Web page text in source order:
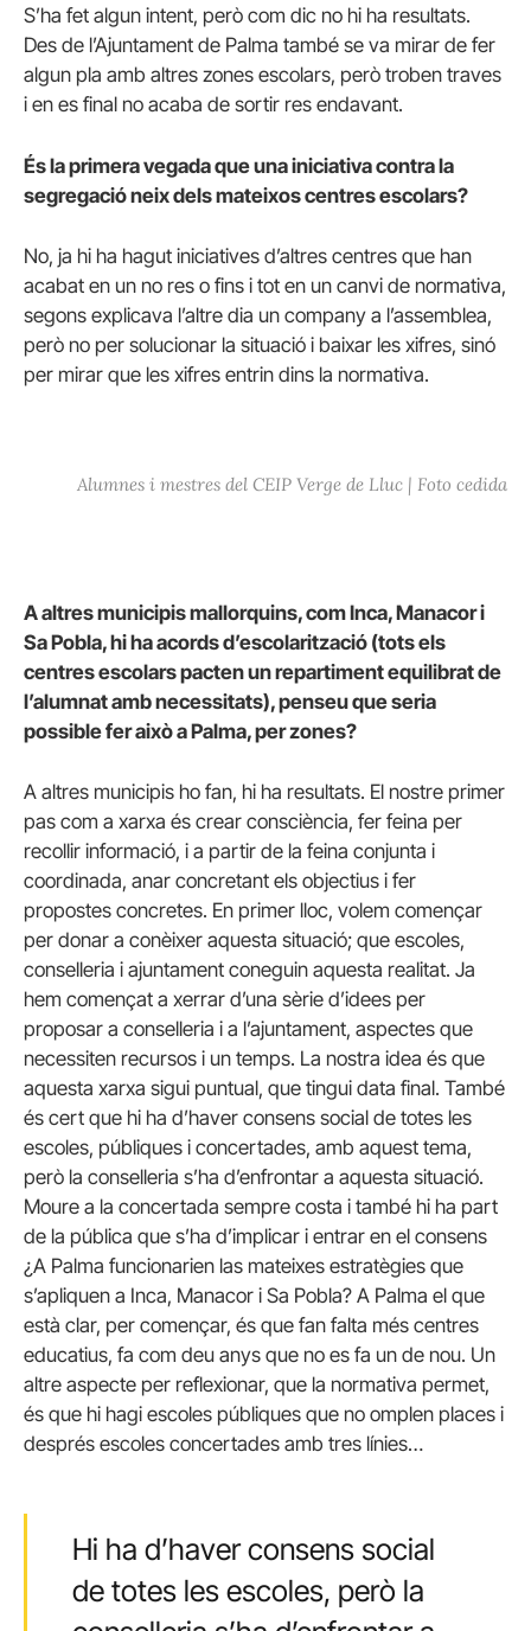
S’ha fet algun intent, però com dic no hi ha resultats.
Des de l’Ajuntament de Palma també se va mirar de fer
algun pla amb altres zones escolars, però troben traves
i en es final no acaba de sortir res endavant.
És la primera vegada que una iniciativa contra la
segregació neix dels mateixos centres escolars?
No, ja hi ha hagut iniciatives d’altres centres que han
acabat en un no res o fins i tot en un canvi de normativa,
segons explicava l’altre dia un company a l’assemblea,
però no per solucionar la situació i baixar les xifres, sinó
per mirar que les xifres entrin dins la normativa.
Alumnes i mestres del CEIP Verge de Lluc | Foto cedida
A altres municipis mallorquins, com Inca, Manacor i
Sa Pobla, hi ha acords d’escolarització (tots els
centres escolars pacten un repartiment equilibrat de
l’alumnat amb necessitats), penseu que seria
possible fer això a Palma, per zones?
A altres municipis ho fan, hi ha resultats. El nostre primer
pas com a xarxa és crear consciència, fer feina per
recollir informació, i a partir de la feina conjunta i
coordinada, anar concretant els objectius i fer
propostes concretes. En primer lloc, volem començar
per donar a conèixer aquesta situació; que escoles,
conselleria i ajuntament coneguin aquesta realitat. Ja
hem començat a xerrar d’una sèrie d’idees per
proposar a conselleria i a l’ajuntament, aspectes que
necessiten recursos i un temps. La nostra idea és que
aquesta xarxa sigui puntual, que tingui data final. També
és cert que hi ha d’haver consens social de totes les
escoles, públiques i concertades, amb aquest tema,
però la conselleria s’ha d’enfrontar a aquesta situació.
Moure a la concertada sempre costa i també hi ha part
de la pública que s’ha d’implicar i entrar en el consens
¿A Palma funcionarien las mateixes estratègies que
s’apliquen a Inca, Manacor i Sa Pobla? A Palma el que
està clar, per començar, és que fan falta més centres
educatius, fa com deu anys que no es fa un de nou. Un
altre aspecte per reflexionar, que la normativa permet,
és que hi hagi escoles públiques que no omplen places i
després escoles concertades amb tres línies…
Hi ha d’haver consens social
de totes les escoles, però la